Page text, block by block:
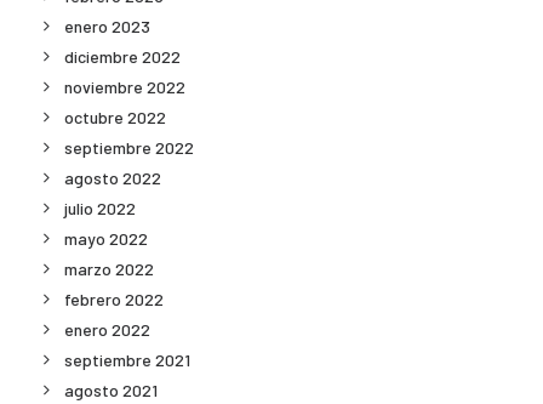
enero 2023
diciembre 2022
noviembre 2022
octubre 2022
septiembre 2022
agosto 2022
julio 2022
mayo 2022
marzo 2022
febrero 2022
enero 2022
septiembre 2021
agosto 2021